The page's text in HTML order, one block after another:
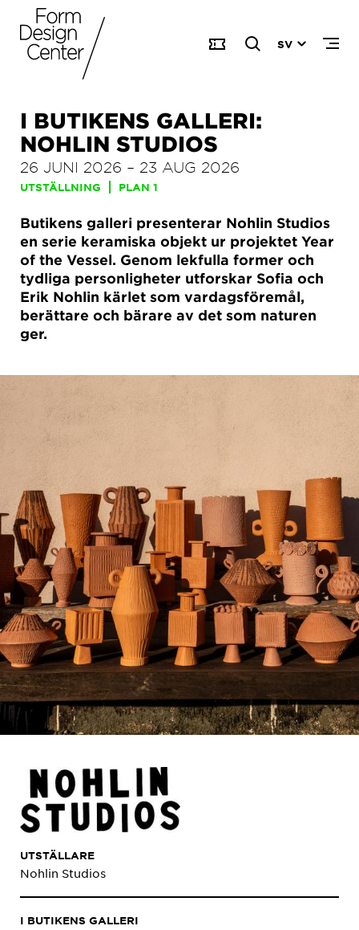
SV
I BUTIKENS GALLERI:
NOHLIN STUDIOS
26 JUNI 2026 – 23 AUG 2026
UTSTÄLLNING PLAN 1
Butikens galleri presenterar Nohlin Studios
en serie keramiska objekt ur projektet Year
of the Vessel. Genom lekfulla former och
tydliga personligheter utforskar Sofia och
Erik Nohlin kärlet som vardagsföremål,
berättare och bärare av det som naturen
ger.
UTSTÄLLARE
Nohlin Studios
I BUTIKENS GALLERI